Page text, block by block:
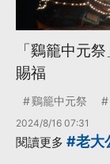
「鷄籠中元
賜福
鷄籠中元祭
2024/8/16 07:31
閱讀更多 #老大